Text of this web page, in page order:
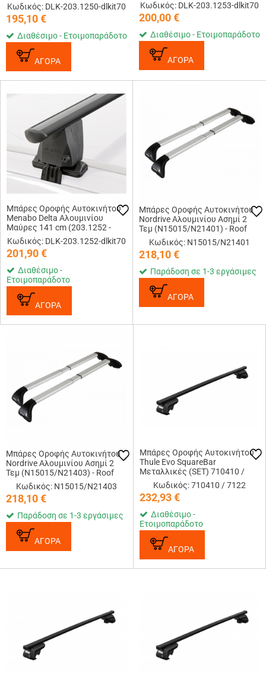
dlkit70)
Κωδικός: DLK-203.1250-dlkit70
195,10€
Διαθέσιμο - Ετοιμοπαράδοτο
ΑΓΟΡΑ
Κωδικός: DLK-203.1253-dlkit70
200,00€
Διαθέσιμο - Ετοιμοπαράδοτο
ΑΓΟΡΑ
Μπάρες Οροφής Αυτοκινήτου
Menabo Delta Αλουμινίου
Μαύρες 141 cm (203.1252 -
dlkit70)
Κωδικός: DLK-203.1252-dlkit70
201,90€
Διαθέσιμο -
Ετοιμοπαράδοτο
ΑΓΟΡΑ
Μπάρες Οροφής Αυτοκινήτου
Nordrive Αλουμινίου Ασημί 2
Τεμ (N15015/N21401) - Roof
RailsΚωδικός: N15015/N21401
218,10€
Παράδοση σε 1-3 εργάσιμες
ΑΓΟΡΑ
Μπάρες Οροφής Αυτοκινήτου
Nordrive Αλουμινίου Ασημί 2
Τεμ (N15015/N21403) - Roof
Railing
Κωδικός: N15015/N21403
218,10€
Παράδοση σε 1-3 εργάσιμες
ΑΓΟΡΑ
Μπάρες Οροφής Αυτοκινήτου
Thule Evo SquareBar
Μεταλλικές (SET) 710410 /
7122 (118cm)
Κωδικός: 710410 / 7122
232,93€
Διαθέσιμο -
Ετοιμοπαράδοτο
ΑΓΟΡΑ